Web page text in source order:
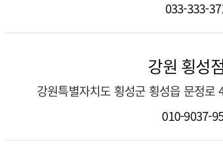
033-333-
강원 횡
강원특별자치도 횡성군 횡성읍 문정
010-9037-